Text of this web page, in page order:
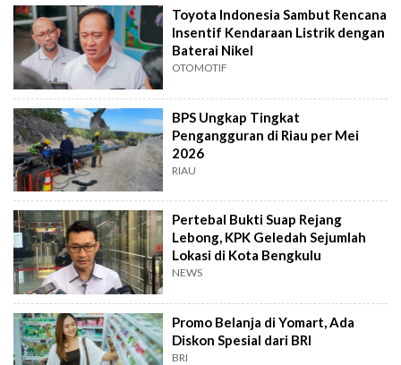
Toyota Indonesia Sambut Rencana
Insentif Kendaraan Listrik dengan
Baterai Nikel
OTOMOTIF
BPS Ungkap Tingkat
Pengangguran di Riau per Mei
2026
RIAU
Pertebal Bukti Suap Rejang
Lebong, KPK Geledah Sejumlah
Lokasi di Kota Bengkulu
NEWS
Promo Belanja di Yomart, Ada
Diskon Spesial dari BRI
BRI